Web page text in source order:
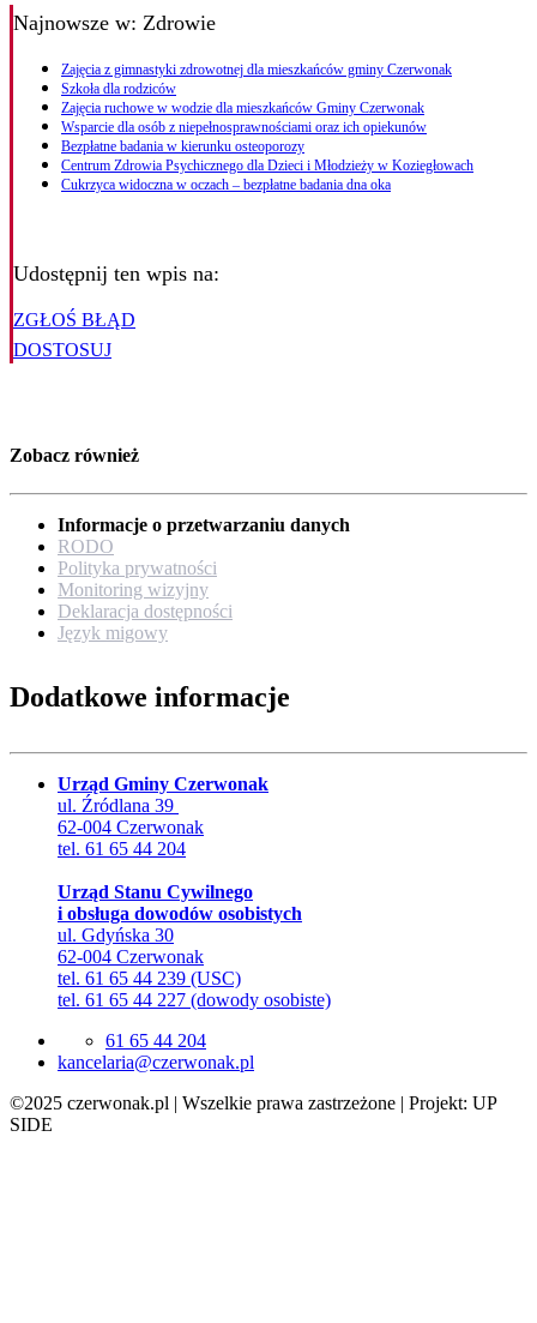
Najnowsze w: Zdrowie
Zajęcia z gimnastyki zdrowotnej dla mieszkańców gminy Czerwonak
Szkoła dla rodziców
Zajęcia ruchowe w wodzie dla mieszkańców Gminy Czerwonak
Wsparcie dla osób z niepełnosprawnościami oraz ich opiekunów
Bezpłatne badania w kierunku osteoporozy
Centrum Zdrowia Psychicznego dla Dzieci i Młodzieży w Koziegłowach
Cukrzyca widoczna w oczach – bezpłatne badania dna oka
Udostępnij ten wpis na:
ZGŁOŚ BŁĄD
DOSTOSUJ
Zobacz również
Informacje o przetwarzaniu danych
RODO
Polityka prywatności
Monitoring wizyjny
Deklaracja dostępności
Język migowy
Dodatkowe informacje
Urząd Gminy Czerwonak
ul. Źródlana 39
62-004 Czerwonak
tel. 61 65 44 204
Urząd Stanu Cywilnego
i obsługa dowodów osobistych
ul. Gdyńska 30
62-004 Czerwonak
tel. 61 65 44 239 (USC)
tel. 61 65 44 227 (dowody osobiste)
61 65 44 204
lp.kanowrezc@airalecnak
©2025 czerwonak.pl | Wszelkie prawa zastrzeżone | Projekt: UP
SIDE